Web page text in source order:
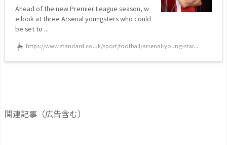
Ahead of the new Premier League season, w
e look at three Arsenal youngsters who could
be set to ...
https://www.standard.co.uk/sport/football/arsenal-young-star...
関連記事（広告含む）